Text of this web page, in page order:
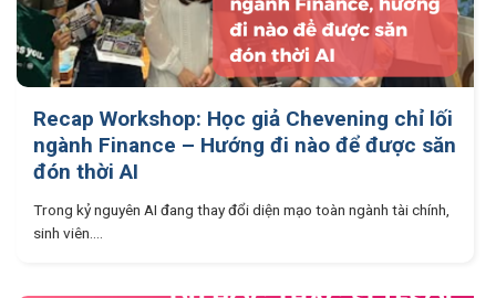
Recap Workshop: Học giả Chevening chỉ lối
ngành Finance – Hướng đi nào để được săn
đón thời AI
Trong kỷ nguyên AI đang thay đổi diện mạo toàn ngành tài chính,
sinh viên....